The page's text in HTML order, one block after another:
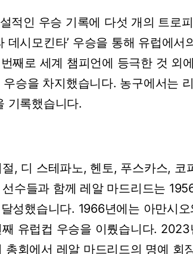
적인 우승 기록에 다섯 개의 트로
데시모킨타’ 우승을 통해 유럽에서
번째로 세계 챔피언에 등극한 것 외
우승을 차지했습니다. 농구에서는
기록했습니다.
, 디 스테파노, 헨토, 푸스카스, 코
선수들과 함께 레알 마드리드는
달성했습니다. 1966년에는 아만시
유럽컵 우승을 이뤘습니다. 2023
총회에서 레알 마드리드의 명예 회